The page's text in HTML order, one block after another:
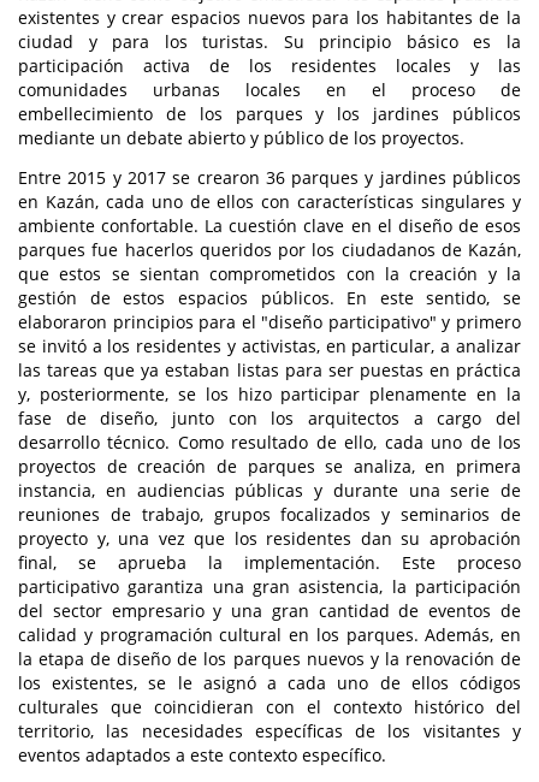
existentes y crear espacios nuevos para los habitantes de la
ciudad y para los turistas. Su principio básico es la
participación activa de los residentes locales y las
comunidades urbanas locales en el proceso de
embellecimiento de los parques y los jardines públicos
mediante un debate abierto y público de los proyectos.
Entre 2015 y 2017 se crearon 36 parques y jardines públicos
en Kazán, cada uno de ellos con características singulares y
ambiente confortable. La cuestión clave en el diseño de esos
parques fue hacerlos queridos por los ciudadanos de Kazán,
que estos se sientan comprometidos con la creación y la
gestión de estos espacios públicos. En este sentido, se
elaboraron principios para el "diseño participativo" y primero
se invitó a los residentes y activistas, en particular, a analizar
las tareas que ya estaban listas para ser puestas en práctica
y, posteriormente, se los hizo participar plenamente en la
fase de diseño, junto con los arquitectos a cargo del
desarrollo técnico. Como resultado de ello, cada uno de los
proyectos de creación de parques se analiza, en primera
instancia, en audiencias públicas y durante una serie de
reuniones de trabajo, grupos focalizados y seminarios de
proyecto y, una vez que los residentes dan su aprobación
final, se aprueba la implementación. Este proceso
participativo garantiza una gran asistencia, la participación
del sector empresario y una gran cantidad de eventos de
calidad y programación cultural en los parques. Además, en
la etapa de diseño de los parques nuevos y la renovación de
los existentes, se le asignó a cada uno de ellos códigos
culturales que coincidieran con el contexto histórico del
territorio, las necesidades específicas de los visitantes y
eventos adaptados a este contexto específico.